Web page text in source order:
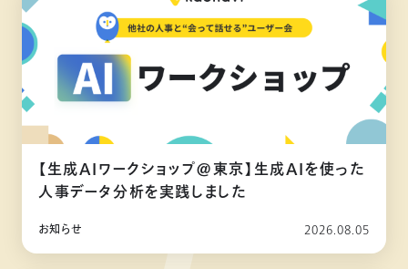
【生成AIワークショップ@東京】生成AIを使った
人事データ分析を実践しました
お知らせ 2026.08.05